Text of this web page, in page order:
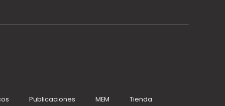
Publicaciones MEM Tienda